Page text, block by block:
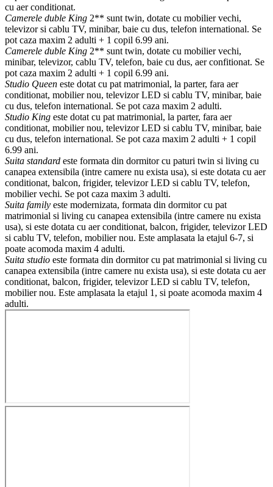
cu aer conditionat.
Camerele duble King 2** sunt twin, dotate cu mobilier vechi,
televizor si cablu TV, minibar, baie cu dus, telefon international. Se
pot caza maxim 2 adulti + 1 copil 6.99 ani.
Camerele duble King 2** sunt twin, dotate cu mobilier vechi,
minibar, televizor, cablu TV, telefon, baie cu dus, aer confitionat. Se
pot caza maxim 2 adulti + 1 copil 6.99 ani.
Studio Queen este dotat cu pat matrimonial, la parter, fara aer
conditionat, mobilier nou, televizor LED si cablu TV, minibar, baie
cu dus, telefon international. Se pot caza maxim 2 adulti.
Studio King este dotat cu pat matrimonial, la parter, fara aer
conditionat, mobilier nou, televizor LED si cablu TV, minibar, baie
cu dus, telefon international. Se pot caza maxim 2 adulti + 1 copil
6.99 ani.
Suita standard este formata din dormitor cu paturi twin si living cu
canapea extensibila (intre camere nu exista usa), si este dotata cu aer
conditionat, balcon, frigider, televizor LED si cablu TV, telefon,
mobilier vechi. Se pot caza maxim 3 adulti.
Suita family este modernizata, formata din dormitor cu pat
matrimonial si living cu canapea extensibila (intre camere nu exista
usa), si este dotata cu aer conditionat, balcon, frigider, televizor LED
si cablu TV, telefon, mobilier nou. Este amplasata la etajul 6-7, si
poate acomoda maxim 4 adulti.
Suita studio este formata din dormitor cu pat matrimonial si living cu
canapea extensibila (intre camere nu exista usa), si este dotata cu aer
conditionat, balcon, frigider, televizor LED si cablu TV, telefon,
mobilier nou. Este amplasata la etajul 1, si poate acomoda maxim 4
adulti.